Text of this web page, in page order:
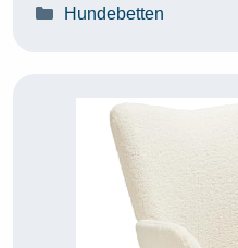
Kategorien
Hundebetten